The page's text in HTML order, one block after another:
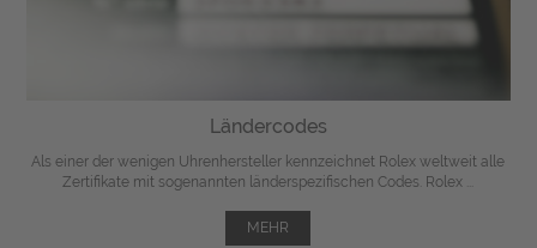
Ländercodes
Als einer der wenigen Uhrenhersteller kennzeichnet Rolex weltweit alle
Zertifikate mit sogenannten länderspezifischen Codes. Rolex ...
MEHR